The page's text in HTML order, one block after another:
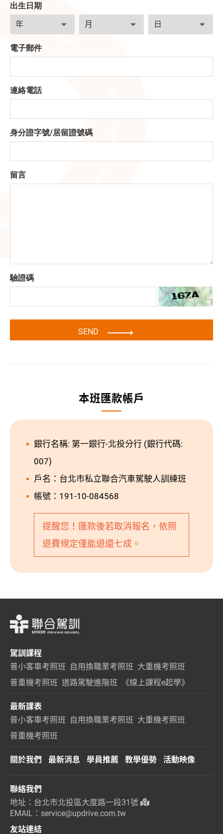
出生日期
電子郵件
連絡電話
身分證字號/居留證號碼
留言
驗證碼
SEND
本班匯款帳戶
銀行名稱: 第一銀行-北投分行 (銀行代碼:
007)
戶名：台北市私立聯合汽車駕駛人訓練班
帳號：191-10-084568
提醒您！匯款後若取消報名，依照
退費規定僅能退還七成。
駕訓課程
普小客車考照班 自用換職業考照班 大重機考照班
普重機考照班 道路駕駛進階班 《線上課程e起學》
最新課表
普小客車考照班 自用換職業考照班 大重機考照班
普重機考照班
關於我們 最新消息 學員推薦 教學優勢 活動映像
聯絡我們
地址：台北市北投區大度路一段31號
EMAIL：service@updrive.com.tw
友站連結